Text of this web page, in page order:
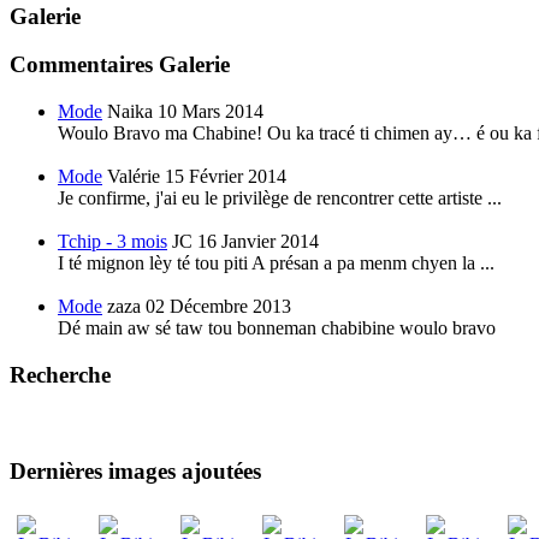
Galerie
Commentaires Galerie
Mode Naika 10 Mars 2014
Woulo Bravo ma Chabine! Ou ka tracé ti chimen ay… é ou ka
Mode Valérie 15 Février 2014
Je confirme, j'ai eu le privilège de rencontrer cette artiste ...
Tchip - 3 mois JC 16 Janvier 2014
I té mignon lèy té tou piti A présan a pa menm chyen la ...
Mode zaza 02 Décembre 2013
Dé main aw sé taw tou bonneman chabibine woulo bravo
Recherche
Dernières images ajoutées